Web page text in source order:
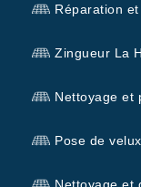
Réparation
Zingueur La
Nettoyage et
Pose de
Nettoyage et